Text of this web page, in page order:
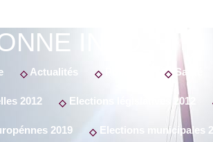
INFO
Actualités Santé
2012 Elections législatives 2012
2019 Elections municipales